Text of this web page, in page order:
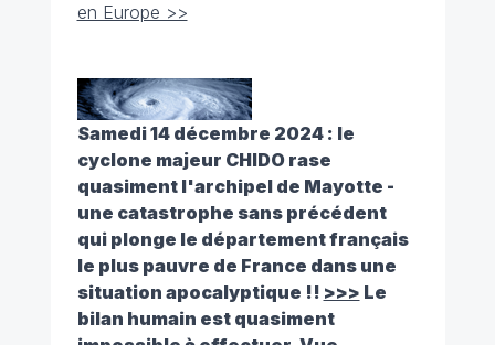
en Europe >>
Samedi 14 décembre 2024 : le
cyclone majeur CHIDO rase
quasiment l'archipel de Mayotte -
une catastrophe sans précédent
qui plonge le département français
le plus pauvre de France dans une
situation apocalyptique !! >>> Le
bilan humain est quasiment